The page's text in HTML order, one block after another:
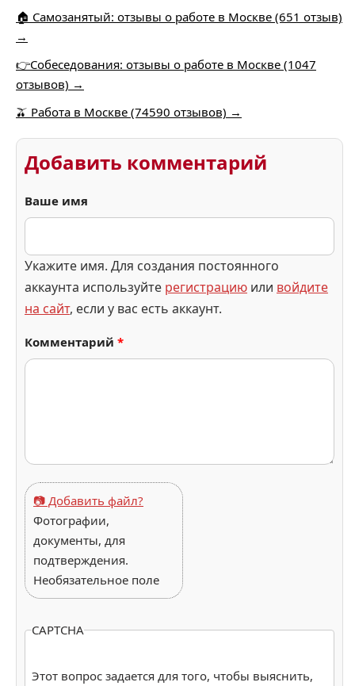
🏠 Самозанятый: отзывы о работе в Москве (651 отзыв)
→
👉Собеседования: отзывы о работе в Москве (1047
отзывов) →
🫒 Работа в Москве (74590 отзывов) →
Добавить комментарий
Ваше имя
Укажите имя. Для создания постоянного
аккаунта используйте регистрацию или войдите
на сайт, если у вас есть аккаунт.
Комментарий *
📷 Добавить файл?
Фотографии,
документы, для
подтверждения.
Необязательное поле
CAPTCHA
Этот вопрос задается для того, чтобы выяснить,